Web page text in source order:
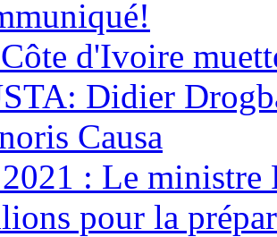
d'Ivoire
Didier
Causa
: Le ministre
pour la